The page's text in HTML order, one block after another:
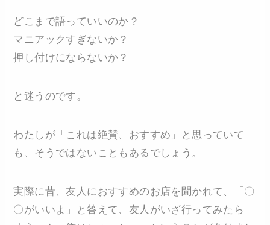
どこまで語っていいのか？
マニアックすぎないか？
押し付けにならないか？
と迷うのです。
わたしが「これは絶賛、おすすめ」と思っていて
も、そうではないこともあるでしょう。
実際に昔、友人におすすめのお店を聞かれて、「〇
〇がいいよ」と答えて、友人がいざ行ってみたら